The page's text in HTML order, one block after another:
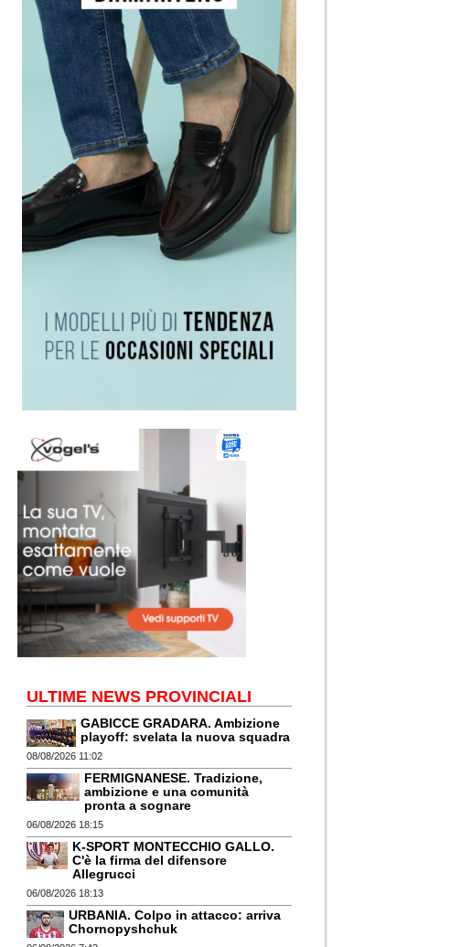
ULTIME NEWS PROVINCIALI
GABICCE GRADARA. Ambizione
playoff: svelata la nuova squadra
08/08/2026 11:02
FERMIGNANESE. Tradizione,
ambizione e una comunità
pronta a sognare
06/08/2026 18:15
K-SPORT MONTECCHIO GALLO.
C'è la firma del difensore
Allegrucci
06/08/2026 18:13
URBANIA. Colpo in attacco: arriva
Chornopyshchuk